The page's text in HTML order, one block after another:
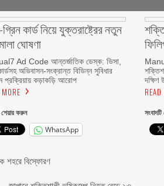
কার্ড নিয়ে যুক্তরাষ্ট্রের নতুন
ঘোষণা
Ad Code আন্তর্জাতিক ডেস্ক: ভিসা,
অভিবাসন-সংক্রান্ত বিভিন্ন সুবিধার
প্রক্রিয়ায় কড়াকড়ি আরোপ
শেয়ার করুন
WhatsApp
শহরে বিস্ফোরণ